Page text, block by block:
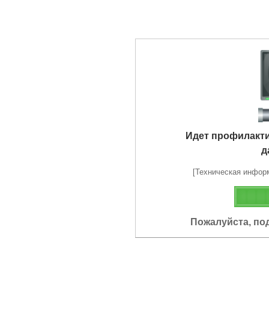
Идет
[Техническая
Пожалуйста,